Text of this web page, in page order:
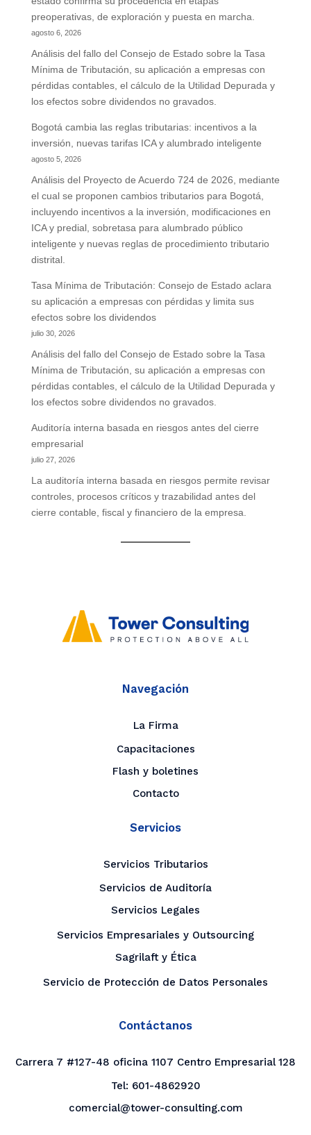
preoperativas, de exploración y puesta en marcha.
agosto 6, 2026
Análisis del fallo del Consejo de Estado sobre la Tasa
Mínima de Tributación, su aplicación a empresas con
pérdidas contables, el cálculo de la Utilidad Depurada y
los efectos sobre dividendos no gravados.
Bogotá cambia las reglas tributarias: incentivos a la
inversión, nuevas tarifas ICA y alumbrado inteligente
agosto 5, 2026
Análisis del Proyecto de Acuerdo 724 de 2026, mediante
el cual se proponen cambios tributarios para Bogotá,
incluyendo incentivos a la inversión, modificaciones en
ICA y predial, sobretasa para alumbrado público
inteligente y nuevas reglas de procedimiento tributario
distrital.
Tasa Mínima de Tributación: Consejo de Estado aclara
su aplicación a empresas con pérdidas y limita sus
efectos sobre los dividendos
julio 30, 2026
Análisis del fallo del Consejo de Estado sobre la Tasa
Mínima de Tributación, su aplicación a empresas con
pérdidas contables, el cálculo de la Utilidad Depurada y
los efectos sobre dividendos no gravados.
Auditoría interna basada en riesgos antes del cierre
empresarial
julio 27, 2026
La auditoría interna basada en riesgos permite revisar
controles, procesos críticos y trazabilidad antes del
cierre contable, fiscal y financiero de la empresa.
Navegación
La Firma
Capacitaciones
Flash y boletines
Contacto
Servicios
Servicios Tributarios
Servicios de Auditoría
Servicios Legales
Servicios Empresariales y Outsourcing
Sagrilaft y Ética
Servicio de Protección de Datos Personales
Contáctanos
Carrera 7 #127-48 oficina 1107 Centro Empresarial 128
Tel: 601-4862920
comercial@tower-consulting.com